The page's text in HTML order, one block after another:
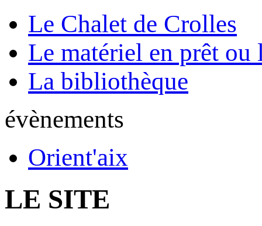
Le Chalet de Crolles
Le matériel en prêt ou
La bibliothèque
évènements
Orient'aix
LE SITE